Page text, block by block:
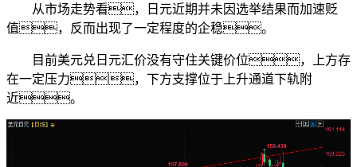
从市场走势看，日元近期并未因选举结果而加速贬
值，反而出现了一定程度的企稳。
目前美元兑日元汇价没有守住关键价位，上方存
在一定压力，下方支撑位于上升通道下轨附
近。